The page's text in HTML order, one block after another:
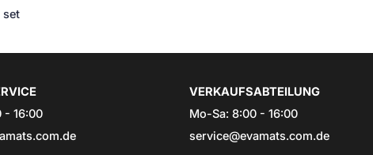
set
- 16:00
VERKAUFSABTEILUNG
Mo-Sa: 8:00 - 16:00
service@evamats.com.de